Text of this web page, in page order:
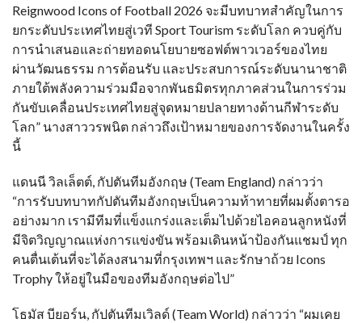
Reignwood Icons of Football 2026 จะมีบทบาทสำคัญในการ
ยกระดับประเทศไทยสู่เวที Sport Tourism ระดับโลก ควบคู่กับ
การนำเสนอและถ่ายทอดนโยบายซอฟต์พาวเวอร์ของไทย
ผ่านวัฒนธรรม การต้อนรับ และประสบการณ์ระดับนานาชาติ
ภายใต้พลังความร่วมมือจากพันธมิตรทุกภาคส่วนในการร่วม
กันขับเคลื่อนประเทศไทยสู่จุดหมายปลายทางด้านกีฬาระดับ
โลก” นางสาววรพนิต กล่าวถึงเป้าหมายของการจัดงานในครั้ง
นี้
แดนนี วิลเล็ตต์, กัปตันทีมอังกฤษ (Team England) กล่าวว่า
“การรับบทบาทกัปตันทีมอังกฤษเป็นความท้าทายที่ผมตั้งตารอ
อย่างมาก เรามีทีมที่แข็งแกร่งและเต็มไปด้วยไอคอนลูกหนังที่
มีจิตวิญญาณแห่งการแข่งขัน พร้อมเดินหน้าป้องกันแชมป์ ทุก
คนตื่นเต้นที่จะได้ลงสนามที่กรุงเทพฯ และรักษาถ้วย Icons
Trophy ให้อยู่ในมือของทีมอังกฤษต่อไป”
โธมัส บียอร์น, กัปตันทีมเวิลด์ (Team World) กล่าวว่า “ผมเคย